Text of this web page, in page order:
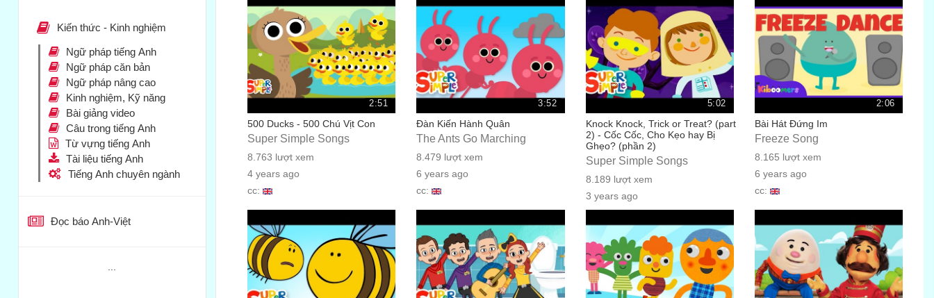
Kiến thức - Kinh nghiệm
Ngữ pháp tiếng Anh
Ngữ pháp căn bản
Ngữ pháp nâng cao
Kinh nghiệm, Kỹ năng
Bài giảng video
Câu trong tiếng Anh
Từ vựng tiếng Anh
Tài liệu tiếng Anh
Tiếng Anh chuyên ngành
Đọc báo Anh-Việt
...
2:51
500 Ducks - 500 Chú Vịt Con
Super Simple Songs
8.763 lượt xem
4 years ago
cc:
3:52
Đàn Kiến Hành Quân
The Ants Go Marching
8.479 lượt xem
6 years ago
cc:
5:02
Knock Knock, Trick or Treat? (part
2) - Cốc Cốc, Cho Kẹo hay Bị
Ghẹo? (phần 2)
Super Simple Songs
8.189 lượt xem
3 years ago
cc:
2:06
Bài Hát Đứng Im
Freeze Song
8.165 lượt xem
6 years ago
cc: